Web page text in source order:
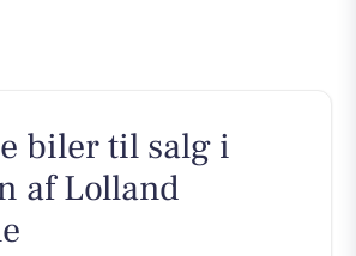
biler til salg i
af Lolland